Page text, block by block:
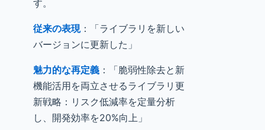
す。
従来の表現：「ライブラリを新しい
バージョンに更新した」
魅力的な再定義 ：「脆弱性除去と新
機能活用を両立させるライブラリ更
新戦略：リスク低減率を定量分析
し、開発効率を20%向上」